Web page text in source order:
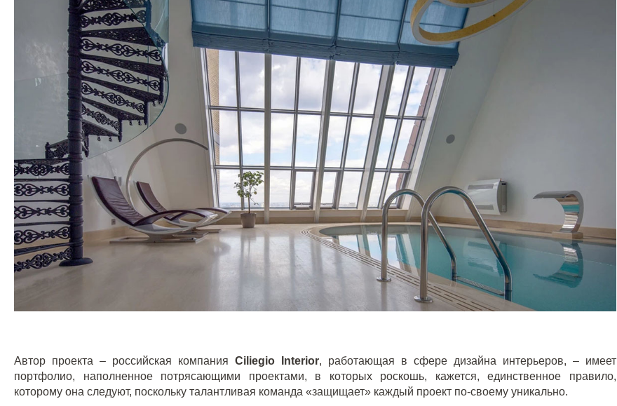
Автор проекта – российская компания Ciliegio Interior, работающая в сфере дизайна интерьеров, – имеет
портфолио, наполненное потрясающими проектами, в которых роскошь, кажется, единственное правило,
которому она следуют, поскольку талантливая команда «защищает» каждый проект по-своему уникально.